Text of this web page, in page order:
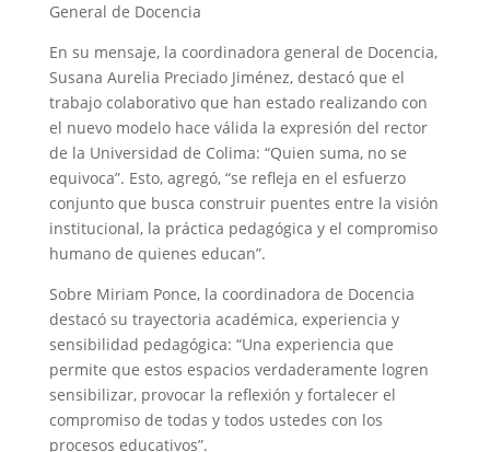
General de Docencia
En su mensaje, la coordinadora general de Docencia,
Susana Aurelia Preciado Jiménez, destacó que el
trabajo colaborativo que han estado realizando con
el nuevo modelo hace válida la expresión del rector
de la Universidad de Colima: “Quien suma, no se
equivoca”. Esto, agregó, “se refleja en el esfuerzo
conjunto que busca construir puentes entre la visión
institucional, la práctica pedagógica y el compromiso
humano de quienes educan”.
Sobre Miriam Ponce, la coordinadora de Docencia
destacó su trayectoria académica, experiencia y
sensibilidad pedagógica: “Una experiencia que
permite que estos espacios verdaderamente logren
sensibilizar, provocar la reflexión y fortalecer el
compromiso de todas y todos ustedes con los
procesos educativos”.